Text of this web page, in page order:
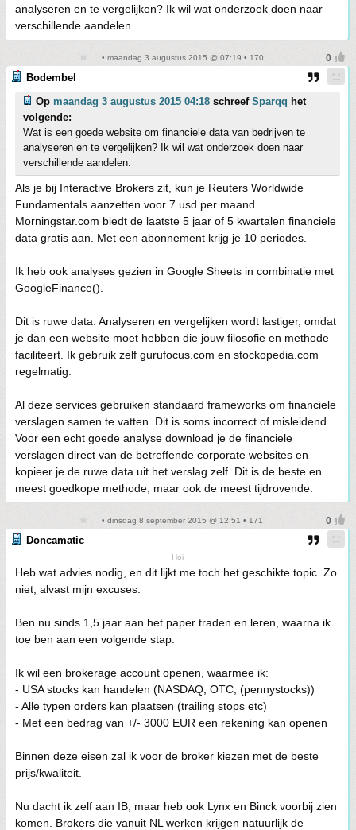
analyseren en te vergelijken? Ik wil wat onderzoek doen naar
verschillende aandelen.
• maandag 3 augustus 2015 @ 07:19 • 170
Bodembel
Op maandag 3 augustus 2015 04:18 schreef Sparqq het
volgende:
Wat is een goede website om financiele data van bedrijven te
analyseren en te vergelijken? Ik wil wat onderzoek doen naar
verschillende aandelen.
Als je bij Interactive Brokers zit, kun je Reuters Worldwide
Fundamentals aanzetten voor 7 usd per maand.
Morningstar.com biedt de laatste 5 jaar of 5 kwartalen financiele
data gratis aan. Met een abonnement krijg je 10 periodes.
Ik heb ook analyses gezien in Google Sheets in combinatie met
GoogleFinance().
Dit is ruwe data. Analyseren en vergelijken wordt lastiger, omdat
je dan een website moet hebben die jouw filosofie en methode
faciliteert. Ik gebruik zelf gurufocus.com en stockopedia.com
regelmatig.
Al deze services gebruiken standaard frameworks om financiele
verslagen samen te vatten. Dit is soms incorrect of misleidend.
Voor een echt goede analyse download je de financiele
verslagen direct van de betreffende corporate websites en
kopieer je de ruwe data uit het verslag zelf. Dit is de beste en
meest goedkope methode, maar ook de meest tijdrovende.
• dinsdag 8 september 2015 @ 12:51 • 171
Doncamatic
Hoi
Heb wat advies nodig, en dit lijkt me toch het geschikte topic. Zo
niet, alvast mijn excuses.
Ben nu sinds 1,5 jaar aan het paper traden en leren, waarna ik
toe ben aan een volgende stap.
Ik wil een brokerage account openen, waarmee ik:
- USA stocks kan handelen (NASDAQ, OTC, (pennystocks))
- Alle typen orders kan plaatsen (trailing stops etc)
- Met een bedrag van +/- 3000 EUR een rekening kan openen
Binnen deze eisen zal ik voor de broker kiezen met de beste
prijs/kwaliteit.
Nu dacht ik zelf aan IB, maar heb ook Lynx en Binck voorbij zien
komen. Brokers die vanuit NL werken krijgen natuurlijk de